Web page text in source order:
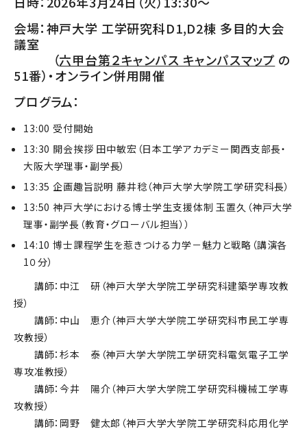
会場：神戸大学 工学研究科D1,D2棟 多目的大会
議室
（六甲台第２キャンパス キャンパスマップ の
51番）・オンライン併用開催
プログラム：
13:00 受付開始
13:30 開会挨拶 田中敏宏（日本工学アカデミー関西支部長・
大阪大学理事・副学長）
13:35 企画趣旨説明 藤井稔（神戸大学大学院工学研究科長）
13:50 神戸大学における博士学生支援体制 玉置久（神戸大学
理事・副学長（教育・グローバル担当））
14:10 博士課程学生を惹きつける力学－魅力と戦略（講演各
1０分）
講師：中江 研（神戸大学大学院工学研究科建築学専攻教
授）
講師：中山 恵介（神戸大学大学院工学研究科市民工学専
攻教授）
講師：杉本 泰（神戸大学大学院工学研究科電気電子工学
専攻准教授）
講師：今井 陽介（神戸大学大学院工学研究科機械工学専
攻教授）
講師：岡野 健太郎（神戸大学大学院工学研究科応用化学